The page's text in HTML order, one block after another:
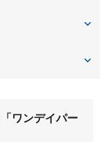
ワンデイパー